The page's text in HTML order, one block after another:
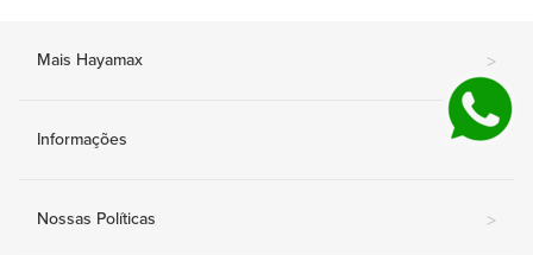
Mais Hayamax >
Informações >
Nossas Políticas >